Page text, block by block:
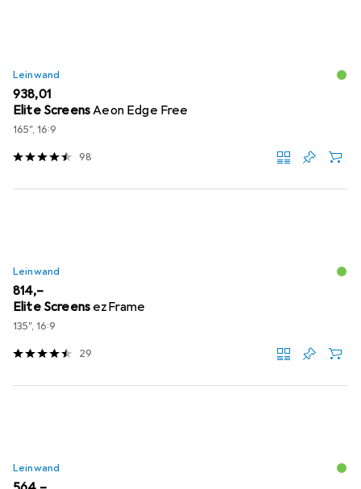
Leinwand
EUR
938,01
Elite ScreensAeon Edge Free
165", 16:9
98
Leinwand
EUR
814,–
Elite Screens ezFrame
135", 16:9
29
Leinwand